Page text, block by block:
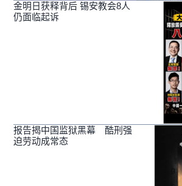
金明日获释背后 锡安教会8人
仍面临起诉
报告揭中国监狱黑幕 酷刑强
迫劳动成常态